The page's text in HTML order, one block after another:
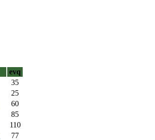
evq
35
25
60
85
110
77